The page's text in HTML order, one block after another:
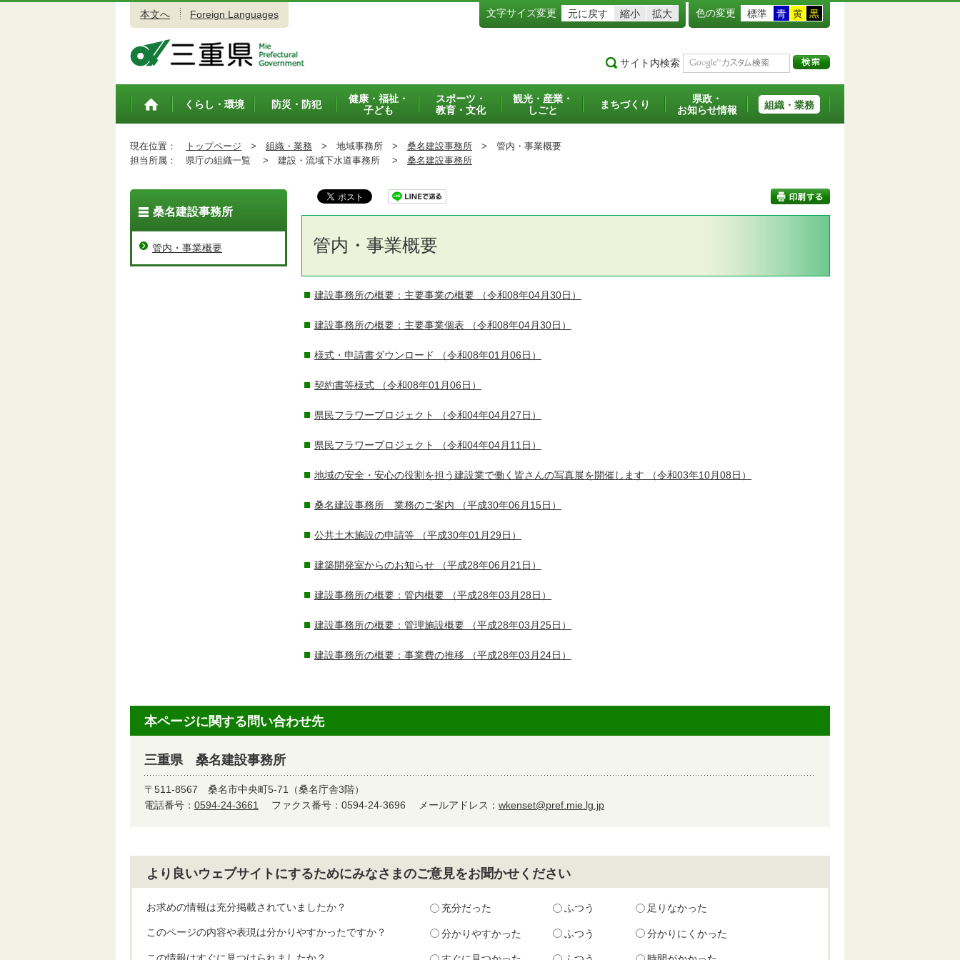
本文へ Foreign Languages 文字サイズ変更 元に戻す 縮小 拡大 色の変更 標準 青 黄 黒
サイト内検索
トップペ
くらし・環境 防災・防犯
健康・福祉・
子ども
スポーツ・
教育・文化
観光・産業・
しごと
まちづくり
県政・
お知らせ情報
組織・業務
現在位置： トップページ > 組織・業務 > 地域事務所 > 桑名建設事務所 > 管内・事業概要
担当所属：
県庁の組織一覧 > 建設・流域下水道事務所 > 桑名建設事務所
管内・事業概要
建設事務所の概要：主要事業の概要 （令和08年04月30日）
建設事務所の概要：主要事業個表 （令和08年04月30日）
様式・申請書ダウンロード （令和08年01月06日）
契約書等様式 （令和08年01月06日）
県民フラワープロジェクト （令和04年04月27日）
県民フラワープロジェクト （令和04年04月11日）
地域の安全・安心の役割を担う建設業で働く皆さんの写真展を開催します （令和03年10月08日）
桑名建設事務所 業務のご案内 （平成30年06月15日）
公共土木施設の申請等 （平成30年01月29日）
建築開発室からのお知らせ （平成28年06月21日）
建設事務所の概要：管内概要 （平成28年03月28日）
建設事務所の概要：管理施設概要 （平成28年03月25日）
建設事務所の概要：事業費の推移 （平成28年03月24日）
桑名建設事務所
管内・事業概要
本ページに関する問い合わせ先
三重県 桑名建設事務所
〒511-8567 桑名市中央町5-71（桑名庁舎3階）
電話番号： 0594-24-3661 ファクス番号：0594-24-3696 メールアドレス： wkenset@pref.mie.lg.jp
より良いウェブサイトにするためにみなさまのご意見をお聞かせください
お求めの情報は充分掲載されていましたか？ 充分だった ふつう 足りなかった
このページの内容や表現は分かりやすかったですか？ 分かりやすかった ふつう 分かりにくかった
この情報はすぐに見つけられましたか？